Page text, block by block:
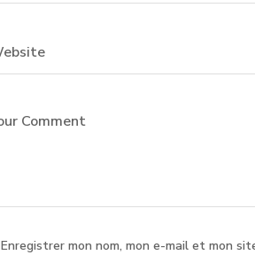
Enregistrer mon nom, mon e-mail et mon